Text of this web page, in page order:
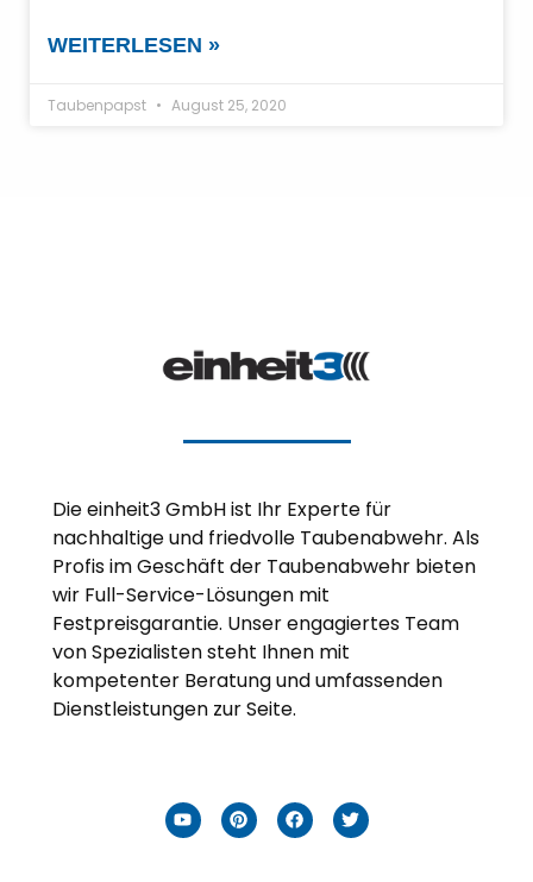
WEITERLESEN »
Taubenpapst August 25, 2020
Die einheit3 GmbH ist Ihr Experte für
nachhaltige und friedvolle Taubenabwehr. Als
Profis im Geschäft der Taubenabwehr bieten
wir Full-Service-Lösungen mit
Festpreisgarantie. Unser engagiertes Team
von Spezialisten steht Ihnen mit
kompetenter Beratung und umfassenden
Dienstleistungen zur Seite.